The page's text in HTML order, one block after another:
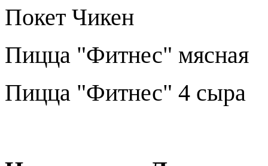
Покет Чикен
Пицца "Фитнес" мясная
Пицца "Фитнес" 4 сыра